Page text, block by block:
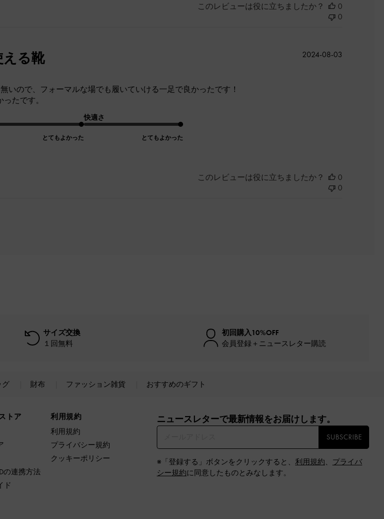
このレビューは役に立ちましたか？
0
0
る靴
いので、フォーマルな場でも履いていける一足で良かったです！
たです。
とてもよかった
快適さ
とてもよかった
公
2024-08-03
このレビューは役に立ちましたか？
0
0
サイズ交換
１回無料
初回購入10%OFF
会員登録＋ニュースレター購読
グ 財布 ファッション雑貨 おすすめのギフト
トア
の連携方法
ド
利用規約
利用規約
プライバシー規約
クッキーポリシー
ニュースレターで最新情報をお届けします。​
SUBSCRIBE
※「登録する」ボタンをクリックすると、 利用規約、 プライバ
シー規約に同意したものとみなします。